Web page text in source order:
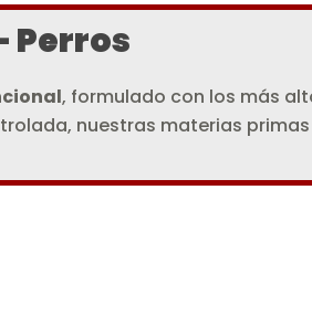
Perros
, formulado con los más
nuestras materias